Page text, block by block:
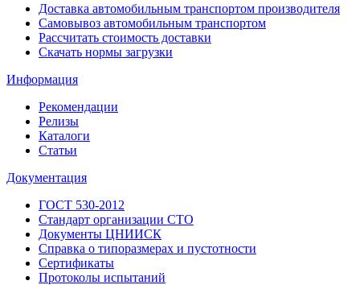
Доставка автомобильным транспортом производителя
Самовывоз автомобильным транспортом
Рассчитать стоимость доставки
Скачать нормы загрузки
Информация
Рекомендации
Релизы
Каталоги
Статьи
Документация
ГОСТ 530-2012
Стандарт организации СТО
Документы ЦНИИСК
Справка о типоразмерах и пустотности
Сертификаты
Протоколы испытаний